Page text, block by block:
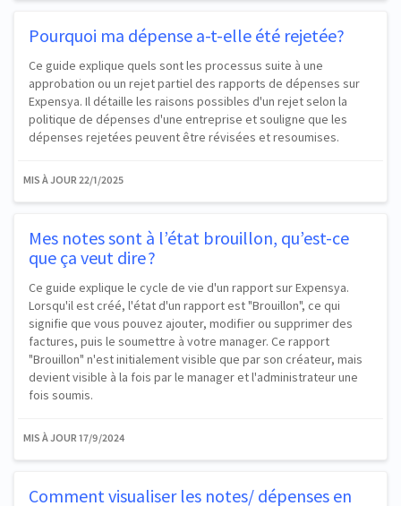
Pourquoi ma dépense a-t-elle été rejetée?
Ce guide explique quels sont les processus suite à une
approbation ou un rejet partiel des rapports de dépenses sur
Expensya. Il détaille les raisons possibles d'un rejet selon la
politique de dépenses d'une entreprise et souligne que les
dépenses rejetées peuvent être révisées et resoumises.
MIS À JOUR 22/1/2025
Mes notes sont à l’état brouillon, qu’est-ce
que ça veut dire ?
Ce guide explique le cycle de vie d'un rapport sur Expensya.
Lorsqu'il est créé, l'état d'un rapport est "Brouillon", ce qui
signifie que vous pouvez ajouter, modifier ou supprimer des
factures, puis le soumettre à votre manager. Ce rapport
"Brouillon" n'est initialement visible que par son créateur, mais
devient visible à la fois par le manager et l'administrateur une
fois soumis.
MIS À JOUR 17/9/2024
Comment visualiser les notes/ dépenses en